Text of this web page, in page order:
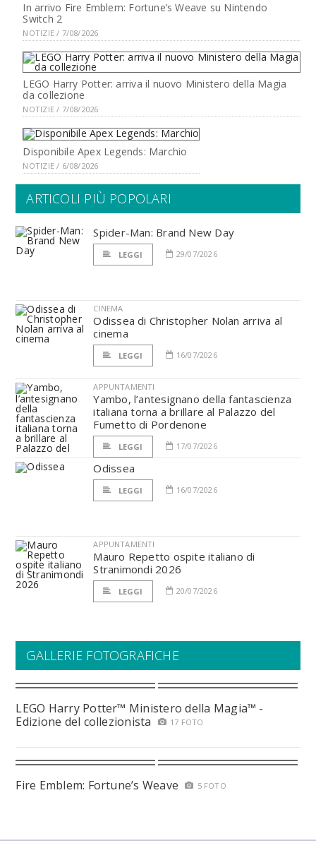
In arrivo Fire Emblem: Fortune’s Weave su Nintendo
Switch 2
NOTIZIE / 7/08/2026
LEGO Harry Potter: arriva il nuovo Ministero della Magia
da collezione
NOTIZIE / 7/08/2026
Disponibile Apex Legends: Marchio
NOTIZIE / 6/08/2026
ARTICOLI PIÙ POPOLARI
Spider-Man: Brand New Day
LEGGI 29/07/2026
CINEMA
Odissea di Christopher Nolan arriva al
cinema
LEGGI 16/07/2026
APPUNTAMENTI
Yambo, l’antesignano della fantascienza
italiana torna a brillare al Palazzo del
Fumetto di Pordenone
LEGGI 17/07/2026
Odissea
LEGGI 16/07/2026
APPUNTAMENTI
Mauro Repetto ospite italiano di
Stranimondi 2026
LEGGI 20/07/2026
GALLERIE FOTOGRAFICHE
LEGO Harry Potter™ Ministero della Magia™ -
Edizione del collezionista
17 FOTO
Fire Emblem: Fortune’s Weave 5 FOTO